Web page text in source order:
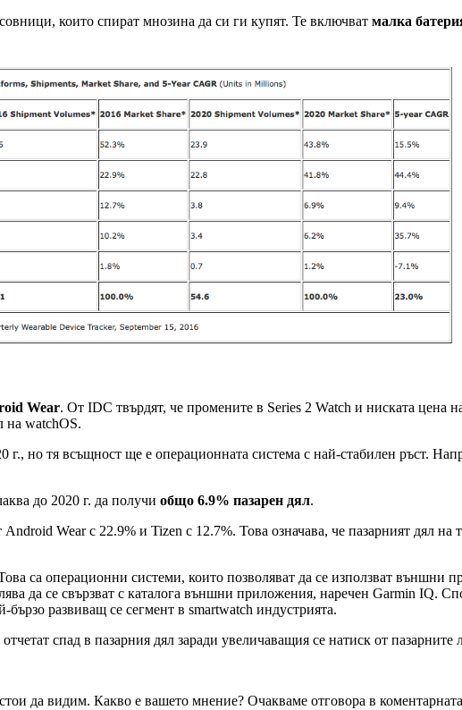
които спират мнозина да си ги купят. Те включват малка
Wear. От IDC твърдят, че промените в Series 2 Watch и ниската цена
на watchOS.
но тя всъщност ще е операционната система с най-стабилен ръст.
до 2020 г. да получи общо 6.9% пазарен дял.
Wear с 22.9% и Tizen с 12.7%. Това означава, че пазарният дял на
са операционни системи, които позволяват да се използват
да се свързват с каталога външни приложения, наречен Garmin IQ.
развиващ се сегмент в smartwatch индустрията.
спад в пазарния дял заради увеличаващия се натиск от пазарните
да видим. Какво е вашето мнение? Очакваме отговора в